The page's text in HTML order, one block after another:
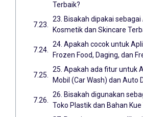
Terbaik?
23. Bisakah dipakai sebagai
Kosmetik dan Skincare
24. Apakah cocok untuk
Frozen Food, Daging, dan
25. Apakah ada fitur untuk
Mobil (Car Wash) dan Auto
26. Bisakah digunakan
Toko Plastik dan Bahan Kue